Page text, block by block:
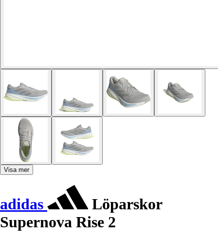
Visa mer
adidas
Löparskor
Supernova Rise 2